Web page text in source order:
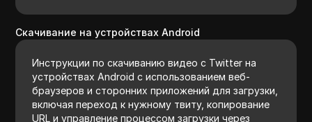
Скачивание на устройствах Android
Инструкции по скачиванию видео с Twitter на
устройствах Android с использованием веб-
браузеров и сторонних приложений для загрузки,
включая переход к нужному твиту, копирование
URL и управление процессом загрузки через